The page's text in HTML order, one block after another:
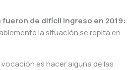
de difícil ingreso en 2019:
la situación se repita en
es hacer alguna de las